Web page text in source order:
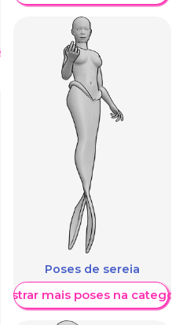
Poses de sereia
Mostrar mais poses na